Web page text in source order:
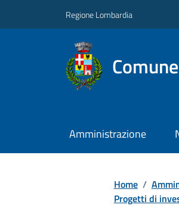
Regione Lombardia
Amministrazione
Home /
Progetti di